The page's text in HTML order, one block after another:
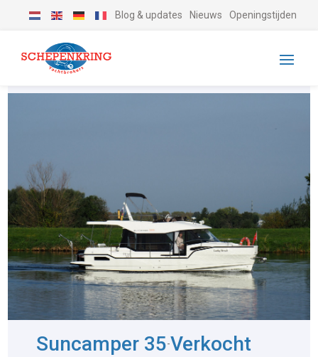
Blog & updates Nieuws Openingstijden
Suncamper 35-Verkocht